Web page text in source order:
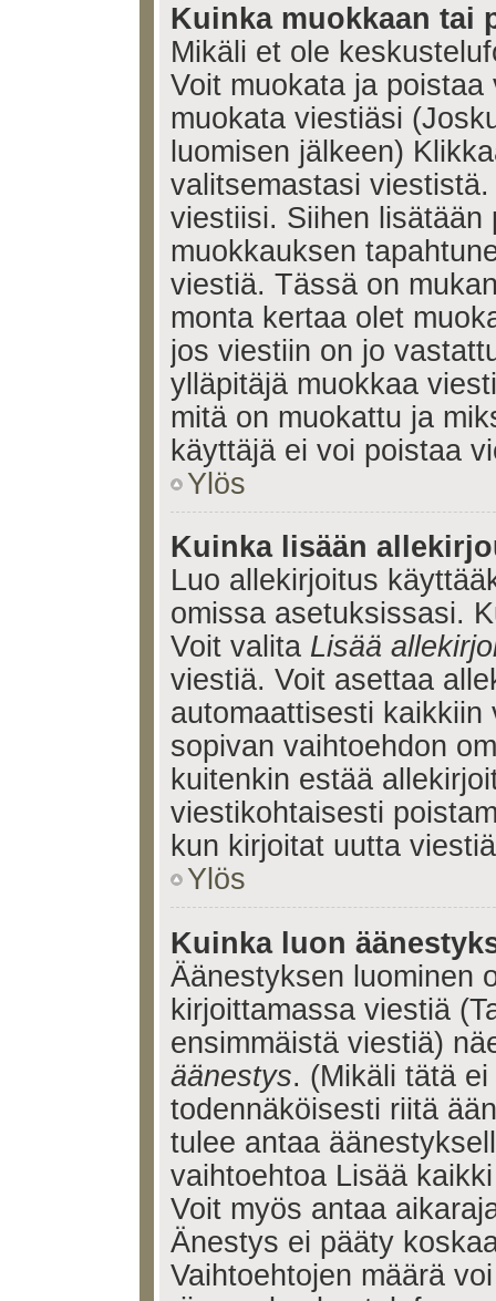
Kuinka muokkaan tai
Mikäli et ole
Voit muokata ja
muokata viestiäsi
luomisen jälkeen)
valitsemastasi
viestiisi. Siihen lisätään
muokkauksen
viestiä. Tässä on
monta kertaa olet
jos viestiin on jo
ylläpitäjä muokkaa
mitä on muokattu ja
käyttäjä ei voi poistaa
Ylös
Kuinka lisään
Luo allekirjoitus
omissa asetuksissasi.
Voit valita Lisää
viestiä. Voit asettaa
automaattisesti
sopivan vaihtoehdon
kuitenkin estää
viestikohtaisesti
kun kirjoitat uutta
Ylös
Kuinka luon
Äänestyksen luominen
kirjoittamassa viestiä
ensimmäistä viestiä)
äänestys. (Mikäli tätä
todennäköisesti riitä
tulee antaa
vaihtoehtoa Lisää
Voit myös antaa
Änestys ei pääty
Vaihtoehtojen määrä